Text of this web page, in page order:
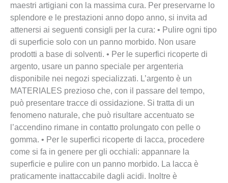
maestri artigiani con la massima cura. Per preservarne lo
splendore e le prestazioni anno dopo anno, si invita ad
attenersi ai seguenti consigli per la cura: • Pulire ogni tipo
di superficie solo con un panno morbido. Non usare
prodotti a base di solventi. • Per le superfici ricoperte di
argento, usare un panno speciale per argenteria
disponibile nei negozi specializzati. L’argento è un
MATERIALES prezioso che, con il passare del tempo,
può presentare tracce di ossidazione. Si tratta di un
fenomeno naturale, che può risultare accentuato se
l’accendino rimane in contatto prolungato con pelle o
gomma. • Per le superfici ricoperte di lacca, procedere
come si fa in genere per gli occhiali: appannare la
superficie e pulire con un panno morbido. La lacca è
praticamente inattaccabile dagli acidi. Inoltre è